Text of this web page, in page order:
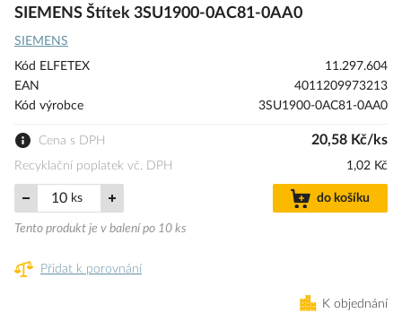
na
galerie
s
obrázky
SIEMENS Štítek 3SU1900-0AC81-0AA0
SIEMENS
Kód ELFETEX
11.297.604
EAN
4011209973213
Kód výrobce
3SU1900-0AC81-0AA0
Cena s DPH 20,58 Kč/ks
Recyklační poplatek vč. DPH 1,02 Kč
ks do košíku
Tento produkt je v balení po 10 ks
Přidat k porovnání
K objednání